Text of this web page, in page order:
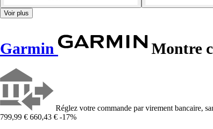
Voir plus
Garmin Montre
Réglez votre commande par virement bancaire,
799,99 € 660,43 € -17%